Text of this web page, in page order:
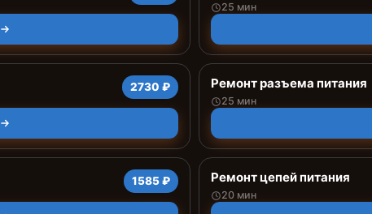
25 мин
2730 ₽ Ремонт разъема питания
25 мин
1585 ₽ Ремонт цепей питания
20 мин